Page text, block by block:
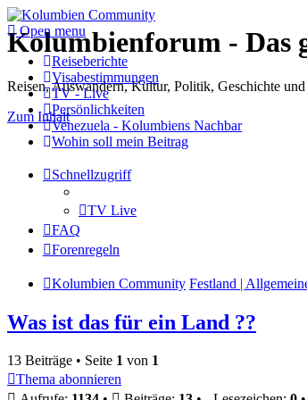
Kolumbienforum - Das
Reisen, Auswandern, Kultur, Politik, Geschichte
Zum Inhalt
Open menu
Reiseberichte
Visabestimmungen
TV - Live
Persönlichkeiten
Venezuela - Kolumbiens Nachbar
Wohin soll mein Beitrag
Schnellzugriff
TV Live
FAQ
Forenregeln
Kolumbien Community Festland |
Was ist das für ein Land ??
13 Beiträge • Seite 1 von 1
Thema abonnieren